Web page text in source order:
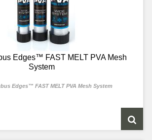
Edges™ FAST MELT PVA Mesh
System
Edges™ FAST MELT PVA Mesh System